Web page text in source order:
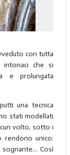
con tutta
intonaci che si
e prolungata
una tecnica
stati modellati
volto, sotto i
rendono unico:
Così